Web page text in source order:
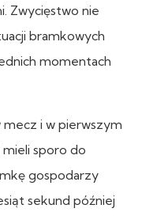
Zwycięstwo nie
bramkowych
momentach
mecz i w pierwszym
sporo do
gospodarzy
sekund później